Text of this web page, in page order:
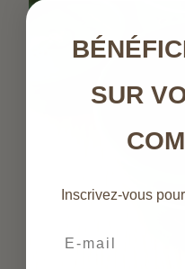
SUR
Inscrivez-vous